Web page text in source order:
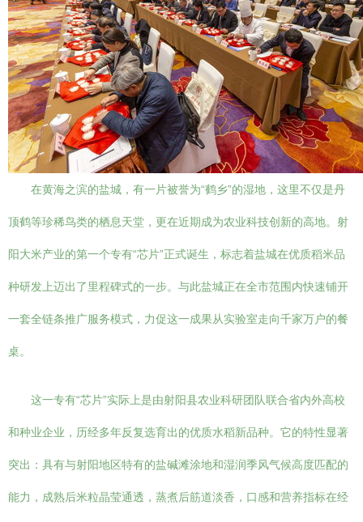
在黄海之滨的盐城，有一片被誉为“鹤乡”的湿地，这里不仅是丹
顶鹤等珍稀鸟类的栖息天堂，更在近期成为农业科技创新的高地。射
阳大米产业的第一个专有“芯片”正式诞生，标志着盐城在优质稻米品
种研发上迈出了里程碑式的一步。与此盐城正在全市范围内快速铺开
一套全链条推广服务模式，力促这一成果从实验室走向千家万户的餐
桌。
这一专有“芯片”实际上是由射阳县农业科研团队联合省内外高校
和种业企业，历经多年反复选育出的优质水稻新品种。它的特性显著
突出：具有与射阳地区特有的盐碱滩涂地和湿润季风气候高度匹配的
能力，成熟后米粒晶莹通透，蒸煮后筋道淡香，口感和营养指标在经